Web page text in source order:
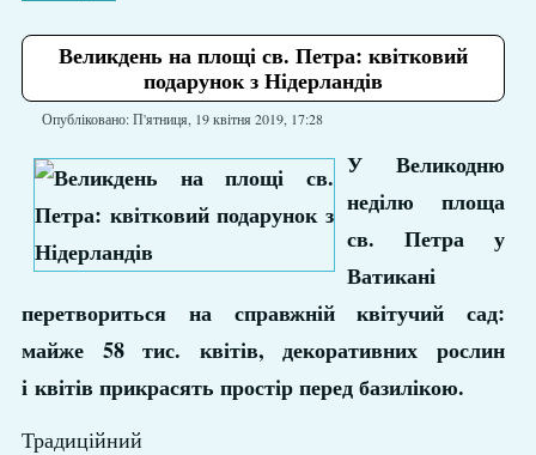
Великдень на площі св. Петра: квітковий
подарунок з Нідерландів
Опубліковано: П'ятниця, 19 квітня 2019, 17:28
У Великодню
неділю площа
св. Петра у
Ватикані
перетвориться на справжній квітучий сад:
майже 58 тис. квітів, декоративних рослин
і квітів прикрасять простір перед базилікою.
Традиційний